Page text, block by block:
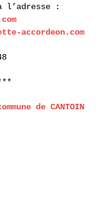
:
accordeon.com
de CANTOIN